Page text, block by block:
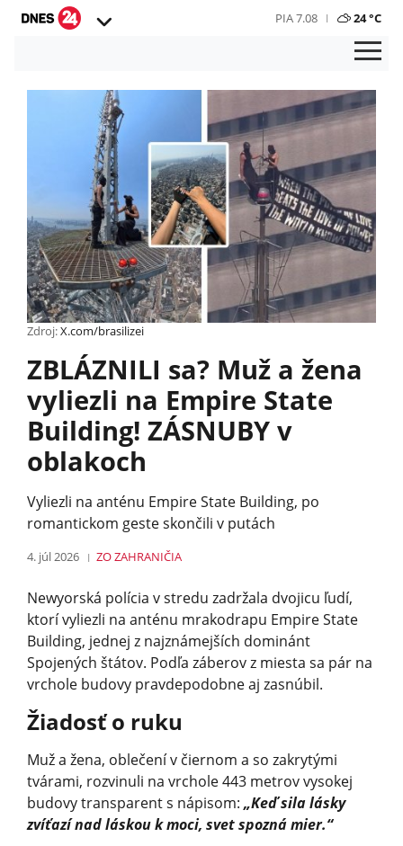
PIA 7.08 24 °C
Zdroj:X.com/brasilizei
ZBLÁZNILI sa? Muž a žena
vyliezli na Empire State
Building! ZÁSNUBY v
oblakoch
Vyliezli na anténu Empire State Building, po
romantickom geste skončili v putách
4. júl 2026 ZO ZAHRANIČIA
Newyorská polícia v stredu zadržala dvojicu ľudí,
ktorí vyliezli na anténu mrakodrapu Empire State
Building, jednej z najznámejších dominánt
Spojených štátov. Podľa záberov z miesta sa pár na
vrchole budovy pravdepodobne aj zasnúbil.
Žiadosť o ruku
Muž a žena, oblečení v čiernom a so zakrytými
tvárami, rozvinuli na vrchole 443 metrov vysokej
budovy transparent s nápisom: „Keď sila lásky
zvíťazí nad láskou k moci, svet spozná mier.“